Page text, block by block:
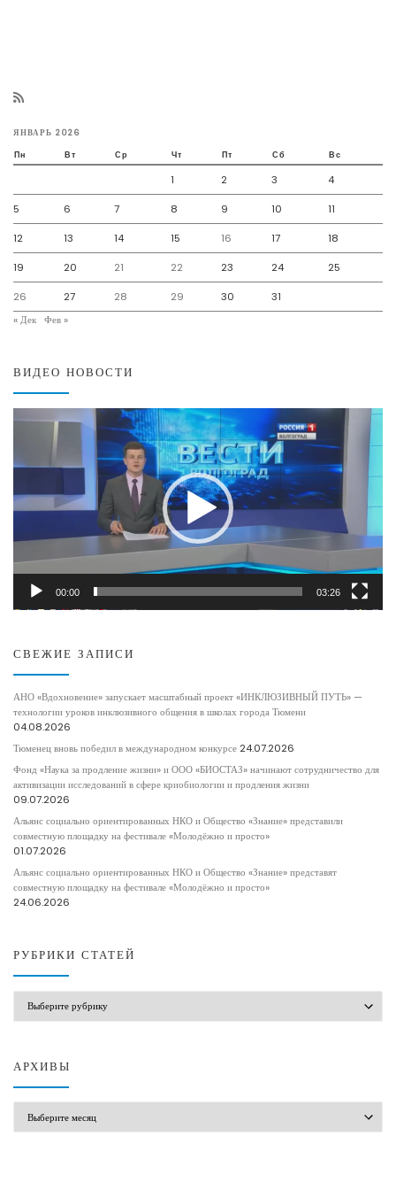
ЯНВАРЬ 2026
Пн Вт Ср Чт Пт Сб Вс
1 2 3 4
5 6 7 8 9 10 11
12 13 14 15 16 17 18
19 20 21 22 23 24 25
26 27 28 29 30
31
« Дек Фев »
ВИДЕО НОВОСТИ
00:00 03:26
СВЕЖИЕ ЗАПИСИ
АНО «Вдохновение» запускает масштабный проект «ИНКЛЮЗИВНЫЙ ПУТЬ» —
технологии уроков инклюзивного общения в школах города Тюмени
04.08.2026
Тюменец вновь победил в международном конкурсе 24.07.2026
Фонд «Наука за продление жизни» и ООО «БИОСТАЗ» начинают сотрудничество для
активизации исследований в сфере криобиологии и продления жизни
09.07.2026
Альянс социально ориентированных НКО и Общество «Знание» представили
совместную площадку на фестивале «Молодёжно и просто»
01.07.2026
Альянс социально ориентированных НКО и Общество «Знание» представят
совместную площадку на фестивале «Молодёжно и просто»
24.06.2026
РУБРИКИ СТАТЕЙ
АРХИВЫ